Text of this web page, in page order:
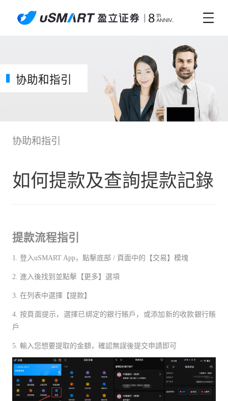
协助和指引
协助和指引
如何提款及查詢提款記錄
提款流程指引
1. 登入uSMART App，點擊底部 / 頁面中的【交易】模塊
2. 進入後找到並點擊【更多】選項
3. 在列表中選擇【提款】
4. 按頁面提示，選擇已綁定的銀行賬戶，或添加新的收款銀行賬
戶
5. 輸入您想要提取的金額，確認無誤後提交申請即可